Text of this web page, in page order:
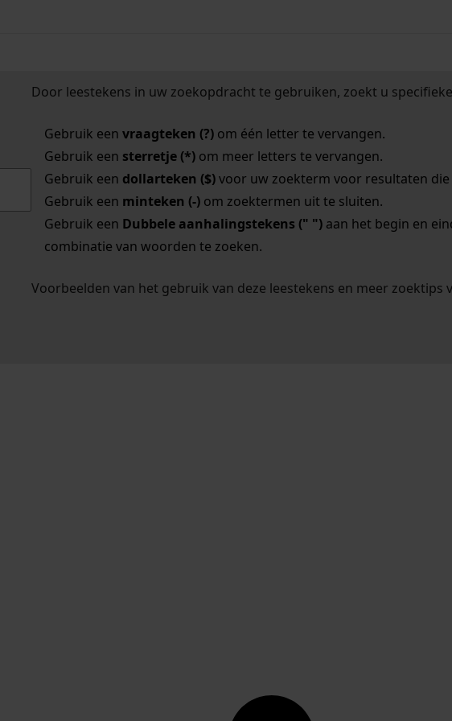
Door leestekens in uw zoekopdracht te gebruiken, zoekt u
Gebruik een vraagteken (?)om één letter te vervangen.
Gebruik een sterretje (*)om meer letters te vervangen.
Gebruik een dollarteken ($)voor uw zoekterm voor resultaten die
Gebruik een minteken (-)om zoektermen uit te sluiten.
Gebruik een Dubbele aanhalingstekens (" ")aan het begin en
combinatie van woorden te zoeken.
Voorbeelden van het gebruik van deze leestekens en meer zoektips